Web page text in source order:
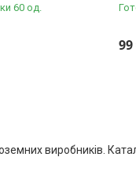
60 од.
99
виробників.